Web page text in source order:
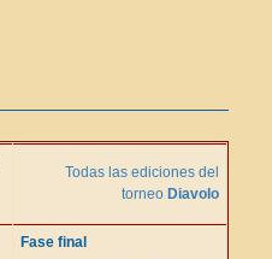
Todas las ediciones del
torneo Diavolo
Fase final